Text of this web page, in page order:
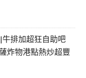
排加超狂自助吧
炸物港點熱炒超豐